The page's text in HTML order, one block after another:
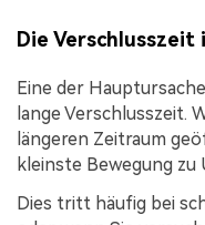
Die
Eine der
lange Verschlusszeit.
längeren Zeitraum
kleinste Bewegung
Dies tritt häufig bei